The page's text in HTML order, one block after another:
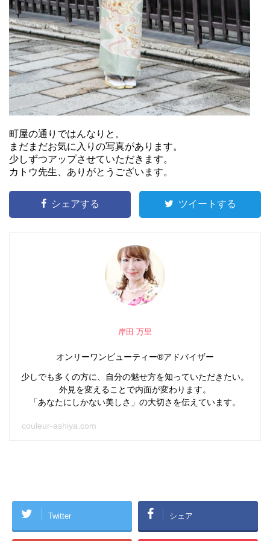
町屋の通りではんなりと。
まだまだお気に入りの写真があります。
少しずつアップさせていただきます。
カトウ先生、ありがとうございます。
シェアする ツイートする
岸田 万里
オンリーワンビューティー®アドバイザー
少しでも多くの方に、自分の魅せ方を知っていただきたい。
外見を変えることで内面が変わります。
「あなたにしかない美しさ」の大切さを伝えています。
couleur-ashiya.com
Twitter シェア